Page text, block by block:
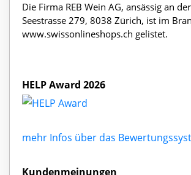
Die Firma REB Wein AG, ansässig an
Seestrasse 279, 8038 Zürich, ist im
www.swissonlineshops.ch gelistet.
HELP Award 2026
mehr Infos über das
Kundenmeinungen